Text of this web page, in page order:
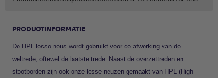
PRODUCTINFORMATIE
De HPL losse neus wordt gebruikt voor de afwerking van de
weltrede, oftewel de laatste trede. Naast de overzettreden en
stootborden zijn ook onze losse neuzen gemaakt van HPL (High